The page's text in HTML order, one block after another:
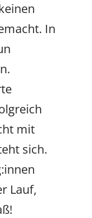
In
mit
sich.
Lauf,